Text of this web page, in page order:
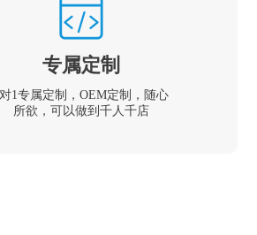
专属定制
1专属定制，OEM定制，随心
所欲，可以做到千人千店